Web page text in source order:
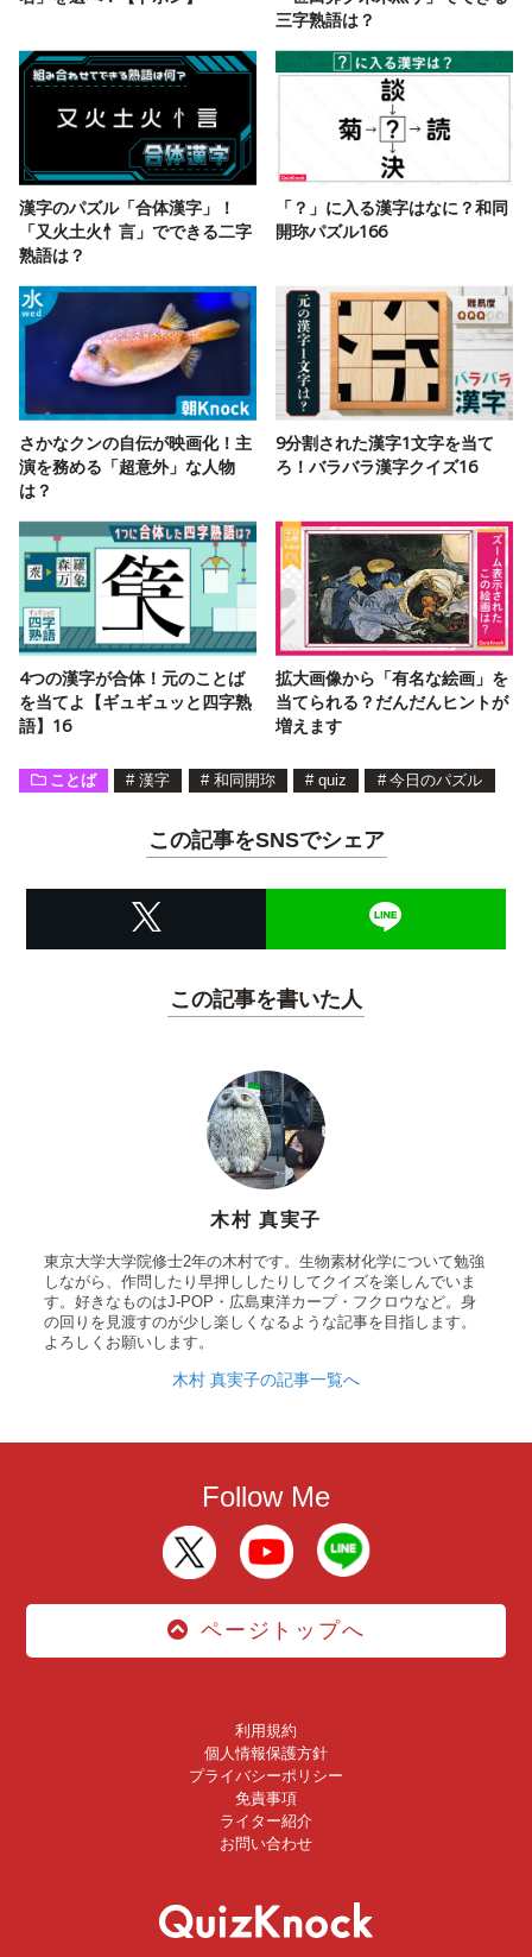
三字熟語は？
漢字のパズル「合体漢字」！
「又火土火忄言」でできる二字
熟語は？
「？」に入る漢字はなに？和同
開珎パズル166
さかなクンの自伝が映画化！主
演を務める「超意外」な人物
は？
9分割された漢字1文字を当て
ろ！バラバラ漢字クイズ16
4つの漢字が合体！元のことば
を当てよ【ギュギュッと四字熟
語】16
拡大画像から「有名な絵画」を
当てられる？だんだんヒントが
増えます
ことば # 漢字 # 和同開珎 # quiz # 今日のパズル
この記事をSNSでシェア
この記事を書いた人
木村 真実子
東京大学大学院修士2年の木村です。生物素材化学について勉強
しながら、作問したり早押ししたりしてクイズを楽しんでいま
す。好きなものはJ-POP・広島東洋カープ・フクロウなど。身
の回りを見渡すのが少し楽しくなるような記事を目指します。
よろしくお願いします。
木村 真実子の記事一覧へ
Follow Me
ページトップへ
利用規約
個人情報保護方針
プライバシーポリシー
免責事項
ライター紹介
お問い合わせ